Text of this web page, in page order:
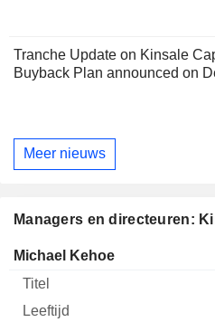
Tranche Update on Kinsale
Buyback Plan announced on
Meer nieuws
Managers en directeuren:
Bedrijfsleider Titel
Michael Kehoe